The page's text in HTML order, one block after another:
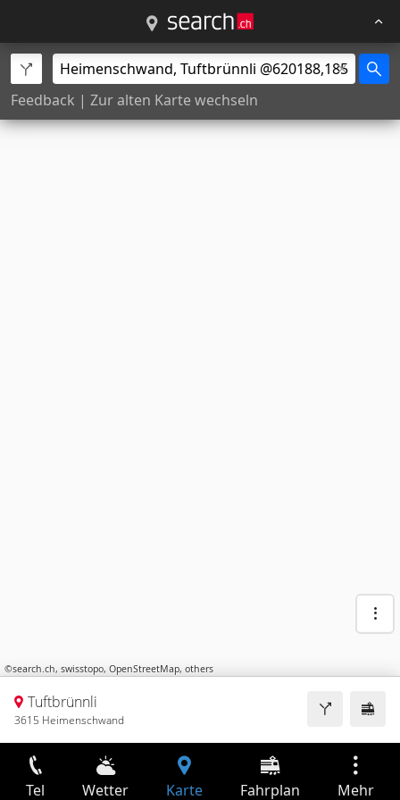
Feedback | Zur alten Karte wechseln
©search.ch, swisstopo, OpenStreetMap, others
Tuftbrünnli
3615 Heimenschwand
Tel Wetter Karte Fahrplan Mehr